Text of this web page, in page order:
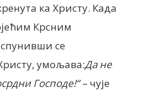
ка Христу. Када
Крсним
се
умољава:Да не
Господе!“ – чује